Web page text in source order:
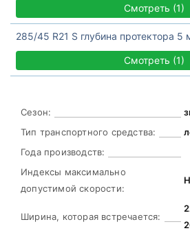
Смотреть (1)
285/45 R21 S глубина протектора 5
Смотреть (1)
Сезон:
Тип транспортного средства:
Года производств:
Индексы максимально
допустимой скорости:
Ширина, которая встречается: